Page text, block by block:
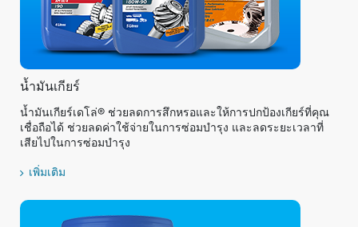
น้ำมันเกียร์
น้ำมันเกียร์เดโล่® ช่วยลดการสึกหรอและให้การปกป้องเกียร์ที่คุณ
เชื่อถือได้ ช่วยลดค่าใช้จ่ายในการซ่อมบำรุง และลดระยะเวลาที่
เสียไปในการซ่อมบำรุง
เพิ่มเติม